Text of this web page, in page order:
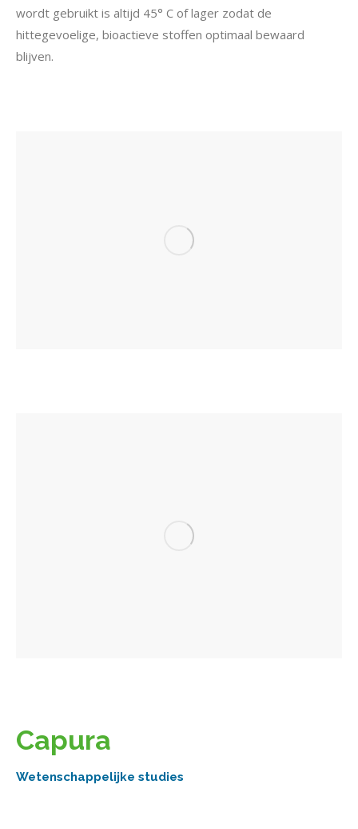
wordt gebruikt is altijd 45° C of lager zodat de
hittegevoelige, bioactieve stoffen optimaal bewaard
blijven.
Capura
Wetenschappelijke studies